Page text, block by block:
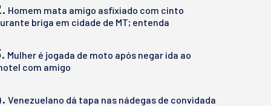
Homem mata amigo asfixiado com cinto
briga em cidade de MT; entenda
Mulher é jogada de moto após negar ida ao
com amigo
Venezuelano dá tapa nas nádegas de convidada